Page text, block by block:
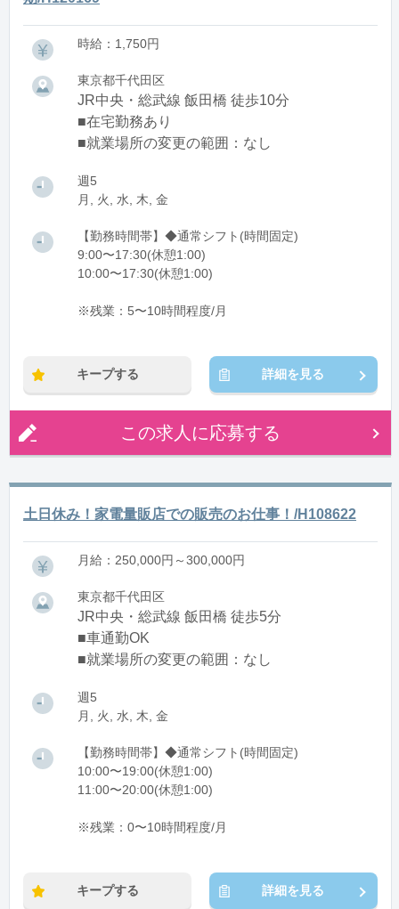
時給：1,750円
東京都千代田区
JR中央・総武線 飯田橋 徒歩10分
■在宅勤務あり
■就業場所の変更の範囲：なし
週5
月, 火, 水, 木, 金
【勤務時間帯】◆通常シフト(時間固定)
9:00〜17:30(休憩1:00)
10:00〜17:30(休憩1:00)
※残業：5〜10時間程度/月
キープする 詳細を見る
この求人に応募する
土日休み！家電量販店での販売のお仕事！/H108622
月給：250,000円～300,000円
東京都千代田区
JR中央・総武線 飯田橋 徒歩5分
■車通勤OK
■就業場所の変更の範囲：なし
週5
月, 火, 水, 木, 金
【勤務時間帯】◆通常シフト(時間固定)
10:00〜19:00(休憩1:00)
11:00〜20:00(休憩1:00)
※残業：0〜10時間程度/月
キープする 詳細を見る